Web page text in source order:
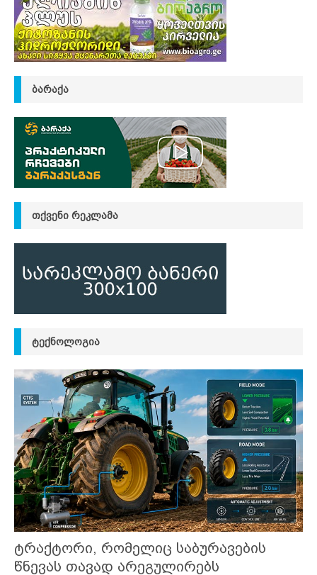
ᲑᲐᲠᲐᲥᲐ
ᲗᲥᲕᲔᲜᲘ ᲠᲔᲙᲚᲐᲛᲐ
ᲢᲔᲥᲜᲝᲚᲝᲒᲘᲐ
ტრაქტორი, რომელიც საბურავების
წნევას თავად არეგულირებს